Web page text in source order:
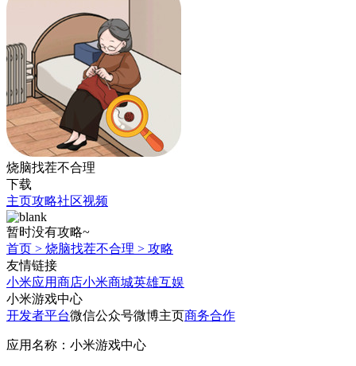
烧脑找茬不合理
下载
主页攻略社区视频
暂时没有攻略~
首页 > 烧脑找茬不合理 > 攻略
友情链接
小米应用商店小米商城英雄互娱
小米游戏中心
开发者平台微信公众号微博主页商务合作
应用名称：小米游戏中心